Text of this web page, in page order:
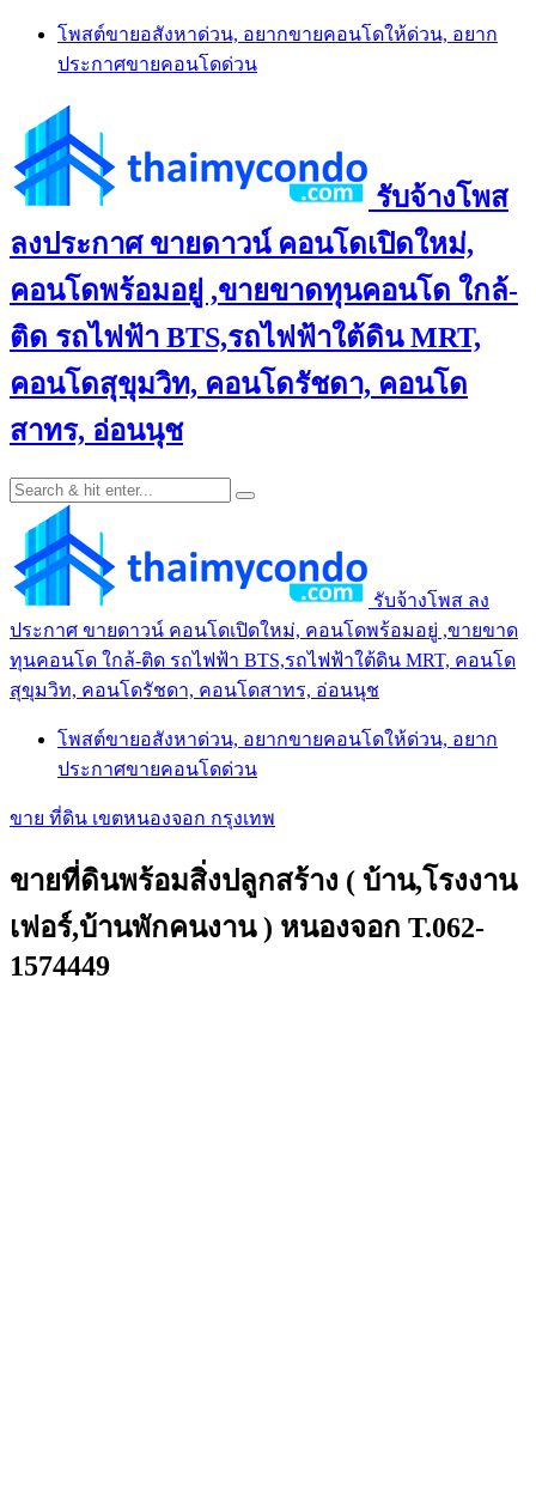
Skip
content
โพสต์ขายอสังหาด่วน, อยากขายคอนโดให้ด่วน, อยาก
ประกาศขายคอนโดด่วน
รับจ้างโพส
ลงประกาศ ขายดาวน์ คอนโดเปิดใหม่,
คอนโดพร้อมอยู่ ,ขายขาดทุนคอนโด ใกล้-
ติด รถไฟฟ้า BTS,รถไฟฟ้าใต้ดิน MRT,
คอนโดสุขุมวิท, คอนโดรัชดา, คอนโด
สาทร, อ่อนนุช
รับจ้างโพส ลง
ประกาศ ขายดาวน์ คอนโดเปิดใหม่, คอนโดพร้อมอยู่ ,ขายขาด
ทุนคอนโด ใกล้-ติด รถไฟฟ้า BTS,รถไฟฟ้าใต้ดิน MRT, คอนโด
สุขุมวิท, คอนโดรัชดา, คอนโดสาทร, อ่อนนุช
โพสต์ขายอสังหาด่วน, อยากขายคอนโดให้ด่วน, อยาก
ประกาศขายคอนโดด่วน
ขาย ที่ดิน เขตหนองจอก กรุงเทพ
ขายที่ดินพร้อมสิ่งปลูกสร้าง ( บ้าน,โรงงาน
เฟอร์,บ้านพักคนงาน ) หนองจอก T.062-
1574449